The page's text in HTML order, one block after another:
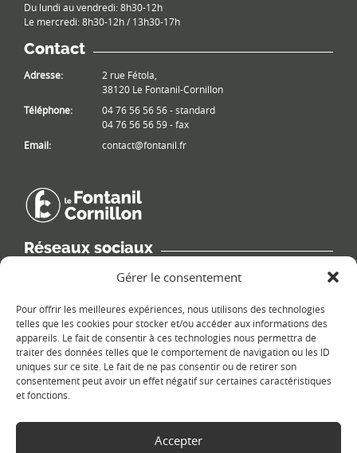
Gérer le consentement
Pour offrir les meilleures expériences, nous utilisons des technologies
telles que les cookies pour stocker et/ou accéder aux informations des
appareils. Le fait de consentir à ces technologies nous permettra de
traiter des données telles que le comportement de navigation ou les ID
uniques sur ce site. Le fait de ne pas consentir ou de retirer son
consentement peut avoir un effet négatif sur certaines caractéristiques
et fonctions.
Accepter
Du lundi au vendredi: 8h30-12h
Le mercredi: 8h30-12h / 13h30-17h
Contact
Adresse:
2 rue Fétola,
38120 Le Fontanil-Cornillon
Téléphone:
04 76 56 56 56 - standard
04 76 56 56 59 - fax
Email:
contact@fontanil.fr
Réseaux sociaux
Retrouvez les informations de la commune sur différents réseaux
Le plan du site